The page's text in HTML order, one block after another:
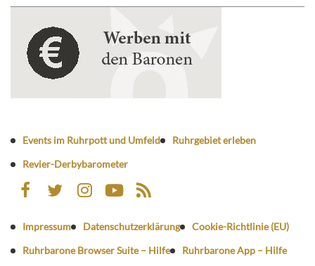
Events im Ruhrpott und Umfeld
Ruhrgebiet erleben
Revier-Derbybarometer
Impressum Datenschutzerklärung
Cookie-Richtlinie (EU)
Ruhrbarone Browser Suite – Hilfe
Ruhrbarone App – Hilfe